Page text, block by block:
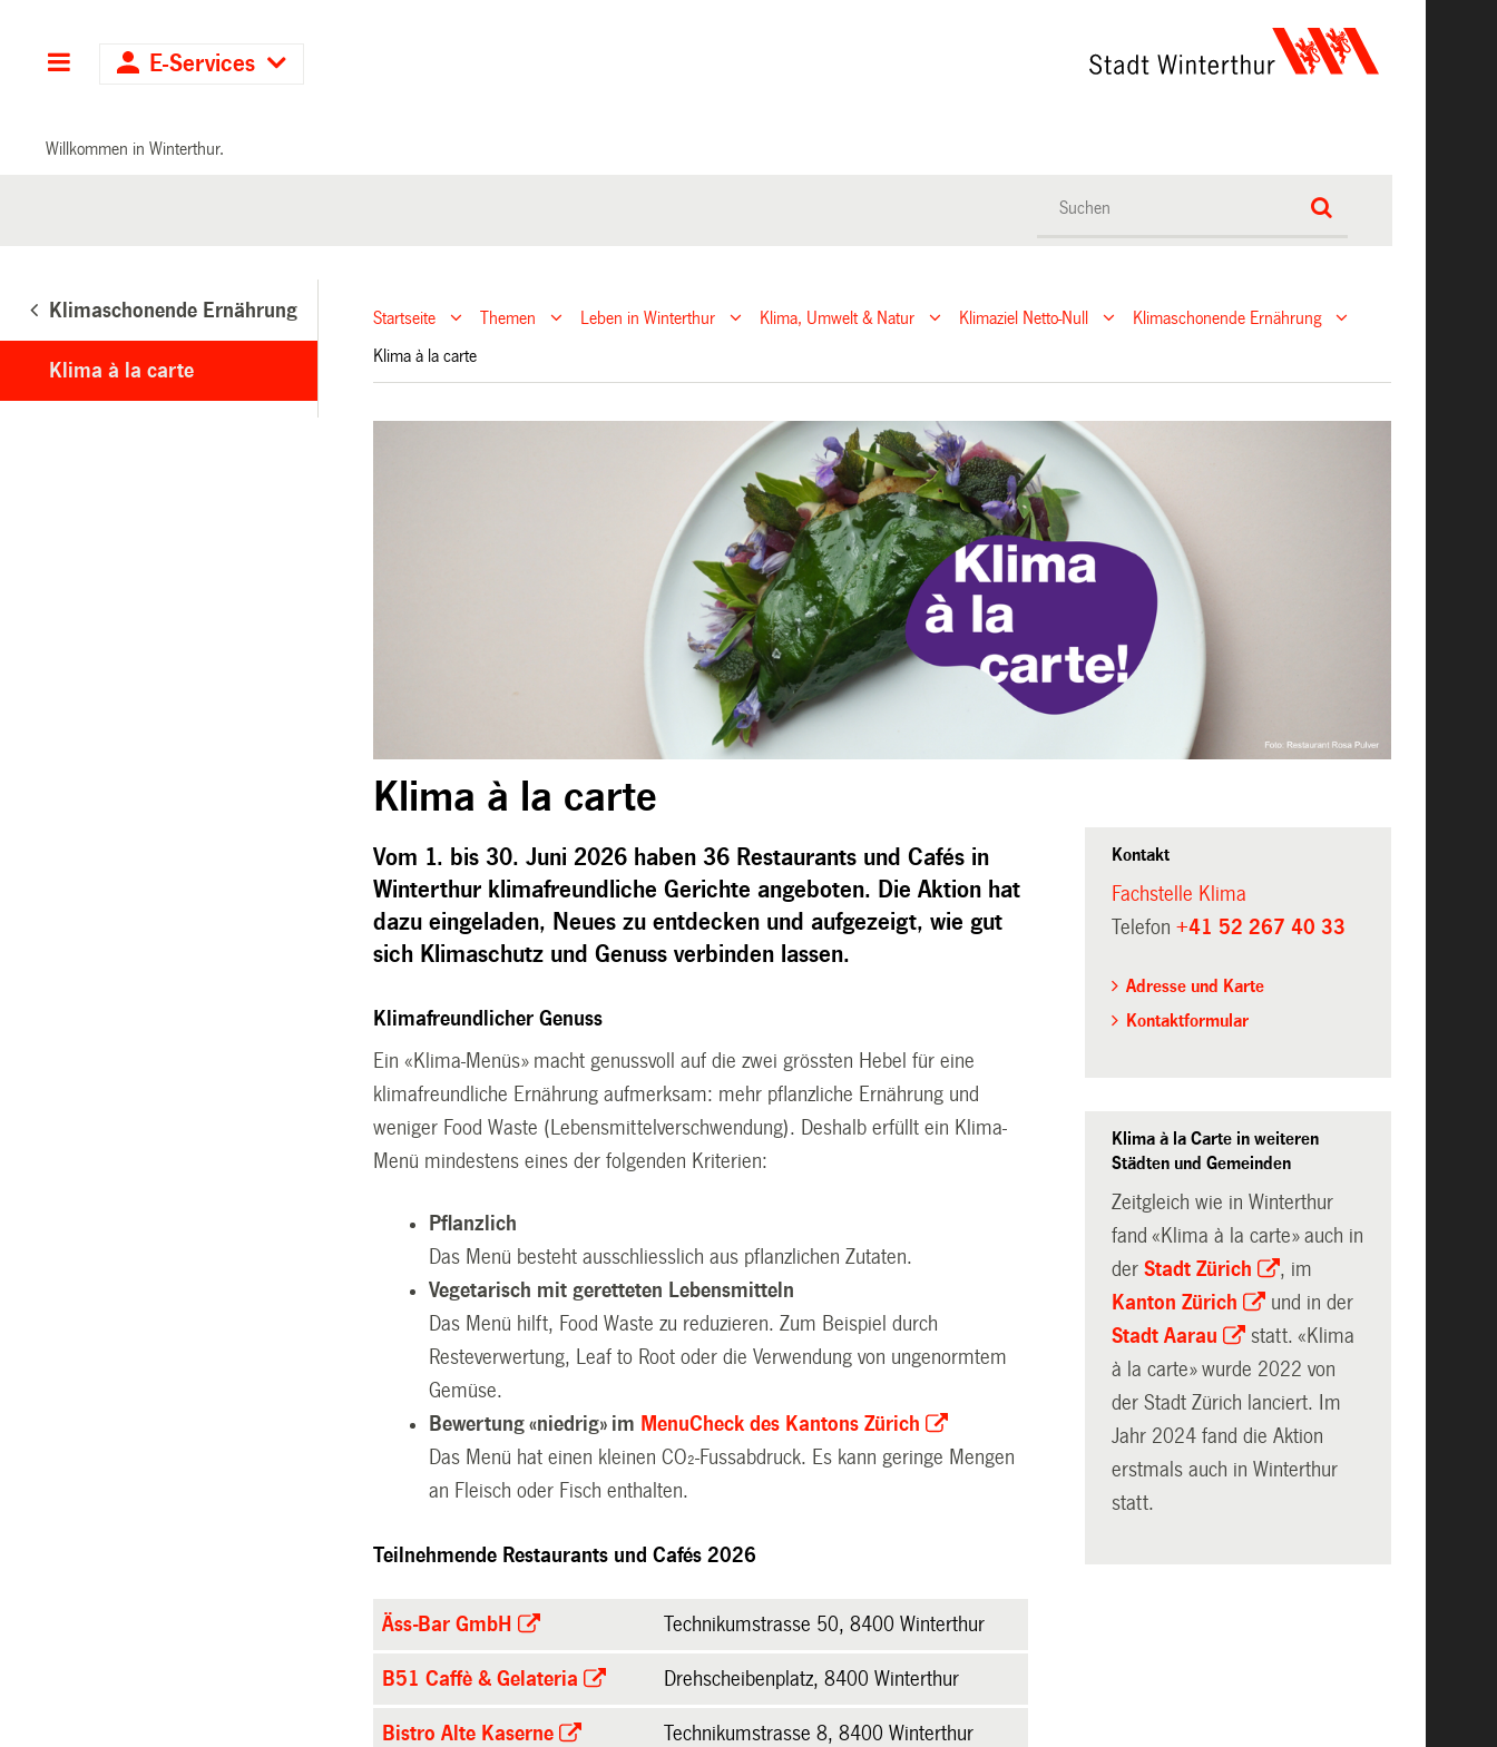
Hauptnavigation
E-Services
Willkommen in Winterthur.
Klimaschonende Ernährung
Klima à la carte
Startseite Themen Leben in Winterthur Klima, Umwelt & Natur Klimaziel Netto-Null
Klimaschonende Ernährung
Klima à la carte
Klima à la carte
Vom 1. bis 30. Juni 2026 haben 36 Restaurants und Cafés in
Winterthur klimafreundliche Gerichte angeboten. Die Aktion hat
dazu eingeladen, Neues zu entdecken und aufgezeigt, wie gut
sich Klimaschutz und Genuss verbinden lassen.
Klimafreundlicher Genuss
Ein« Klima-Menüs»macht genussvoll auf die zwei grössten Hebel für eine
klimafreundliche Ernährung aufmerksam: mehr pflanzliche Ernährung und
weniger Food Waste (Lebensmittelverschwendung). Deshalb erfüllt ein Klima-
Menü mindestens eines der folgenden Kriterien:
Pflanzlich
Das Menü besteht ausschliesslich aus pflanzlichen Zutaten.
Vegetarisch mit geretteten Lebensmitteln
Das Menü hilft, Food Waste zu reduzieren. Zum Beispiel durch
Resteverwertung, Leaf to Root oder die Verwendung von ungenormtem
Gemüse.
Bewertung «niedrig» im MenuCheck des Kantons Zürich
Das Menü hat einen kleinen CO₂-Fussabdruck. Es kann geringe Mengen
an Fleisch oder Fisch enthalten.
Teilnehmende Restaurants und Cafés 2026
Äss-Bar GmbH Technikumstrasse 50, 8400 Winterthur
B51 Caffè & Gelateria Drehscheibenplatz, 8400 Winterthur
Bistro Alte Kaserne Technikumstrasse 8, 8400 Winterthur
Kontakt
Fachstelle Klima
Telefon +41 52 267 40 33
Adresse und Karte
Kontaktformular
Klima à la Carte in weiteren
Städten und Gemeinden
Zeitgleich wie in Winterthur
fand «Klima à la carte» auch in
der Stadt Zürich
, im
Kanton Zürich
und in der
Stadt Aarau
statt. «Klima
à la carte» wurde 2022 von
der Stadt Zürich lanciert. Im
Jahr 2024 fand die Aktion
erstmals auch in Winterthur
statt.